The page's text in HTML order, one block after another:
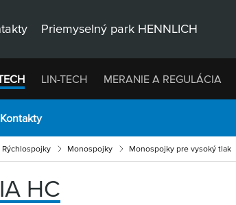
Priemyselný park HENNLICH
LIN-TECH MERANIE A REGULÁCIA
Kontakty
Rýchlospojky Monospojky Monospojky pre vysoký tlak
HC